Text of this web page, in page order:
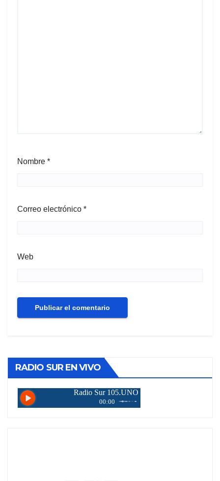
Nombre *
Correo electrónico *
Web
RADIO SUR EN VIVO